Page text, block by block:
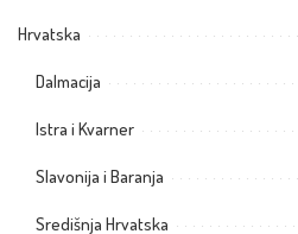
Hrvatska
Dalmacija
Istra i Kvarner
Slavonija i Baranja
Središnja Hrvatska